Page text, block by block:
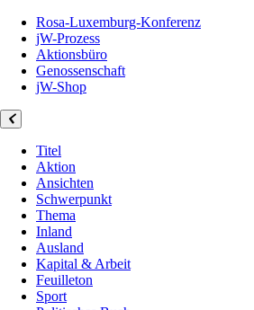
Rosa-Luxemburg-Konferenz
jW-Prozess
Aktionsbüro
Genossenschaft
jW-Shop
Titel
Aktion
Ansichten
Schwerpunkt
Thema
Inland
Ausland
Kapital & Arbeit
Feuilleton
Sport